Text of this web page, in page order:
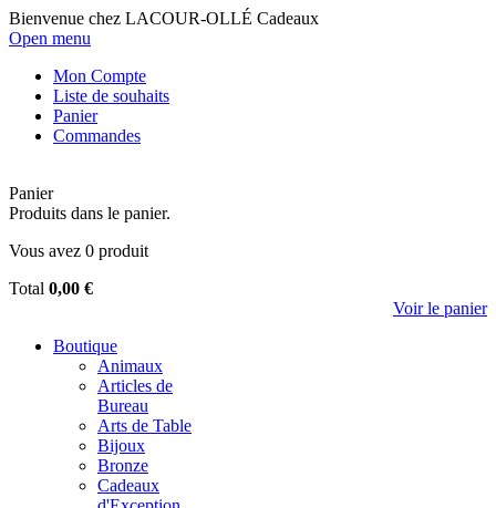
Bienvenue chez LACOUR-OLLÉ Cadeaux
Open menu
Mon Compte
Liste de souhaits
Panier
Commandes
Panier
Produits dans le panier.
Vous avez 0 produit
Total 0,00 €
Voir le panier
Boutique
Animaux
Articles de
Bureau
Arts de Table
Bijoux
Bronze
Cadeaux